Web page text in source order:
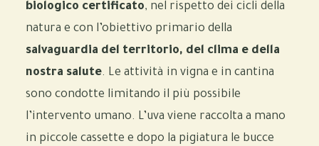
biologico certificato, nel rispetto dei cicli della
natura e con l’obiettivo primario della
salvaguardia del territorio, del clima e della
nostra salute. Le attività in vigna e in cantina
sono condotte limitando il più possibile
l’intervento umano. L’uva viene raccolta a mano
in piccole cassette e dopo la pigiatura le bucce